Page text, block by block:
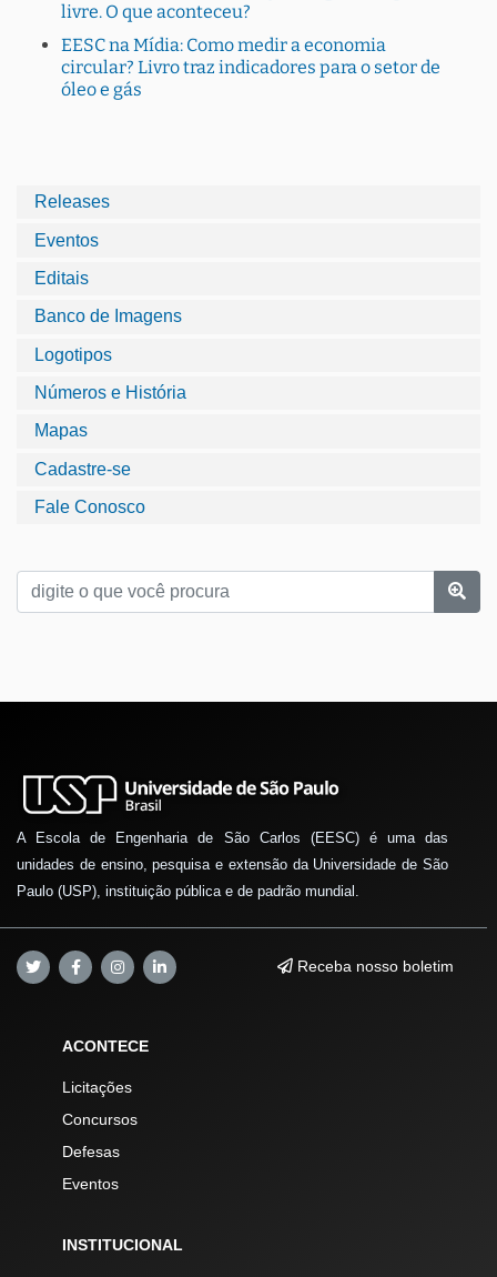
livre. O que aconteceu?
EESC na Mídia: Como medir a economia
circular? Livro traz indicadores para o setor de
óleo e gás
Releases
Eventos
Editais
Banco de Imagens
Logotipos
Números e História
Mapas
Cadastre-se
Fale Conosco
A Escola de Engenharia de São Carlos (EESC) é uma das
unidades de ensino, pesquisa e extensão da Universidade de São
Paulo (USP), instituição pública e de padrão mundial.
Receba nosso boletim
ACONTECE
Licitações
Concursos
Defesas
Eventos
INSTITUCIONAL